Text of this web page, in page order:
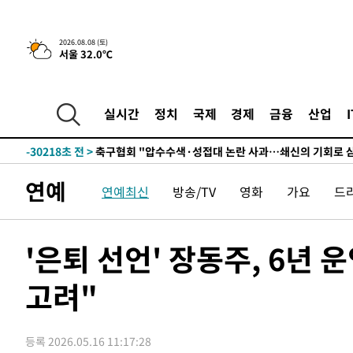
2026.08.08 (토)
서울 32.0℃
실시간 정치 국제 경제 금융 산업
-10502초 전 >
-30218초 전 >축구협회 "압수수색·성접대 논란 사과…쇄신의 기회로
송"
-17356초 전 >
'최고 37도' 폭염 지속…강원동해안 최대 150㎜ 비
-10482초 전 >[속보]뉴욕증시 상승 마감…S&P 0.6% 나스닥 1.3%↑
-28755초 전 >
[속보]'압수수색·성접대 논란' 축구협회 "실망과 걱정
-17376초 전 >'최고 37도' 폭염 지속…강원동해안 최대 150㎜ 비
-10502초 전 >
연예 연예최신 방송/TV 영화 가요 드
'은퇴 선언' 장동주, 6년
고려"
등록 2026.05.16 11:17:28